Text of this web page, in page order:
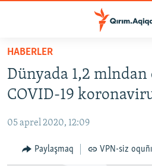
Esas
qaytmaq
Baş
qaytmaq
qaytmaq
SİYASET
CEMİYET
MEDENİYET
HABERLER
Dünyada 1,2 mlndan
COVID-19
05 aprel 2020, 12:09
Paylaşmaq VPN-siz